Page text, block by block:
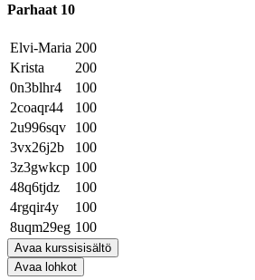
Parhaat 10
Elvi-Maria 200
Krista
200
0n3blhr4
100
2coaqr44
100
2u996sqv
100
3vx26j2b
100
3z3gwkcp 100
48q6tjdz
100
4rgqir4y
100
8uqm29eg 100
Avaa kurssisisältö
Avaa lohkot